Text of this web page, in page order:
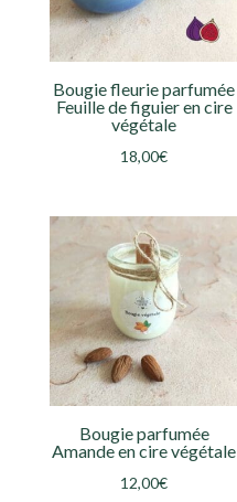
Bougie fleurie parfumée
Feuille de figuier en cire
végétale
18,00€
Bougie parfumée
Amande en cire végétale
12,00€